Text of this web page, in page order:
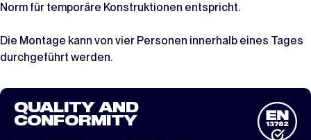
Norm für temporäre Konstruktionen entspricht.
Die Montage kann von vier Personen innerhalb eines Tages
durchgeführt werden.
QUALITY AND
CONFORMITY